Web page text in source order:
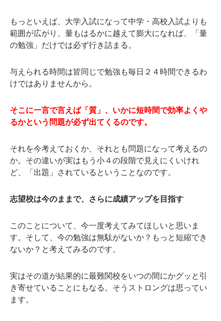
もっといえば、大学入試になって中学・高校入試よりも
範囲が広がり、量もはるかに越えて膨大になれば、「量
の勉強」だけでは必ず行き詰まる。
与えられる時間は皆同じで勉強も毎日２４時間できるわ
けではありませんから。
そこに一言で言えば「質」、いかに短時間で効率よくや
るかという問題が必ず出てくるのです。
それを今考えておくか、それとも問題になって考えるの
か。その違いが実はもう小４の段階で見えにくいけれ
ど、「出題」されているということなのです。
志望校は今のままで、さらに成績アップを目指す
このことについて、今一度考えてみてほしいと思いま
す。そして、今の勉強は無駄がないか？もっと短縮でき
ないか？と考えてみるのです。
実はその道が結果的に最難関校をいつの間にかグッと引
き寄せていることにもなる。そうストロングは思ってい
ます。